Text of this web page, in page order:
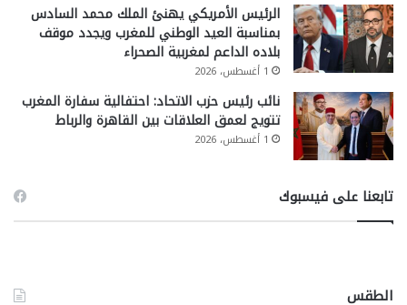
الرئيس الأمريكي يهنئ الملك محمد السادس
بمناسبة العيد الوطني للمغرب ويجدد موقف
بلاده الداعم لمغربية الصحراء
1 أغسطس، 2026
نائب رئيس حزب الاتحاد: احتفالية سفارة المغرب
تتويج لعمق العلاقات بين القاهرة والرباط
1 أغسطس، 2026
تابعنا على فيسبوك
الطقس